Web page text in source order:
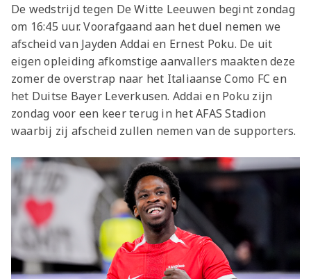
De wedstrijd tegen De Witte Leeuwen begint zondag
om 16:45 uur. Voorafgaand aan het duel nemen we
afscheid van Jayden Addai en Ernest Poku. De uit
eigen opleiding afkomstige aanvallers maakten deze
zomer de overstrap naar het Italiaanse Como FC en
het Duitse Bayer Leverkusen. Addai en Poku zijn
zondag voor een keer terug in het AFAS Stadion
waarbij zij afscheid zullen nemen van de supporters.